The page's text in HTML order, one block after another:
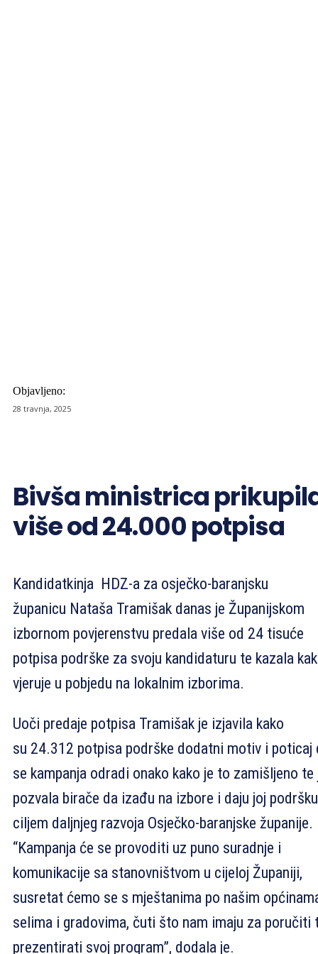
Objavljeno:
28 travnja, 2025
Bivša ministrica
više od 24.000 potpisa
Kandidatkinja HDZ-a za osječko-baranjsku
županicu Nataša Tramišak danas je Županijskom
izbornom povjerenstvu predala više od 24 tisuće
potpisa podrške za svoju kandidaturu te kazala
vjeruje u pobjedu na lokalnim izborima.
Uoči predaje potpisa Tramišak je izjavila kako
su 24.312 potpisa podrške dodatni motiv i poticaj
se kampanja odradi onako kako je to zamišljeno te
pozvala birače da izađu na izbore i daju joj
ciljem daljnjeg razvoja Osječko-baranjske županije.
“Kampanja će se provoditi uz puno suradnje i
komunikacije sa stanovništvom u cijeloj Županiji,
susretat ćemo se s mještanima po našim
selima i gradovima, čuti što nam imaju za poručiti
prezentirati svoj program”, dodala je.